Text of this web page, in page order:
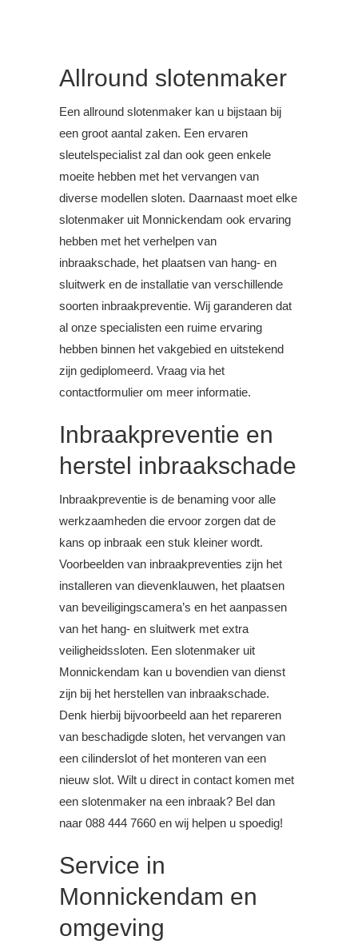
Allround slotenmaker
Een allround slotenmaker kan u bijstaan bij
een groot aantal zaken. Een ervaren
sleutelspecialist zal dan ook geen enkele
moeite hebben met het vervangen van
diverse modellen sloten. Daarnaast moet elke
slotenmaker uit Monnickendam ook ervaring
hebben met het verhelpen van
inbraakschade, het plaatsen van hang- en
sluitwerk en de installatie van verschillende
soorten inbraakpreventie. Wij garanderen dat
al onze specialisten een ruime ervaring
hebben binnen het vakgebied en uitstekend
zijn gediplomeerd. Vraag via het
contactformulier om meer informatie.
Inbraakpreventie en
herstel inbraakschade
Inbraakpreventie is de benaming voor alle
werkzaamheden die ervoor zorgen dat de
kans op inbraak een stuk kleiner wordt.
Voorbeelden van inbraakpreventies zijn het
installeren van dievenklauwen, het plaatsen
van beveiligingscamera’s en het aanpassen
van het hang- en sluitwerk met extra
veiligheidssloten. Een slotenmaker uit
Monnickendam kan u bovendien van dienst
zijn bij het herstellen van inbraakschade.
Denk hierbij bijvoorbeeld aan het repareren
van beschadigde sloten, het vervangen van
een cilinderslot of het monteren van een
nieuw slot. Wilt u direct in contact komen met
een slotenmaker na een inbraak? Bel dan
naar 088 444 7660 en wij helpen u spoedig!
Service in
Monnickendam en
omgeving